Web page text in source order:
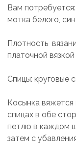
Вам
мотка белого,
Плотность
платочной
Спицы: круговые
Косынка вяжется
спицах в обе
петлю в каждом
затем с